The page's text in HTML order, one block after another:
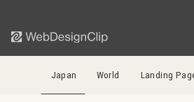
Japan World Landing